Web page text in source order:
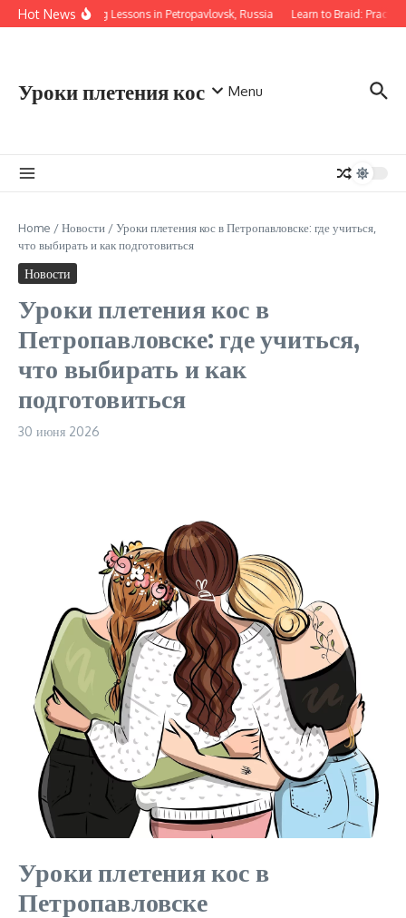
Перейти к содержанию
Hot NewsBraiding Lessons in Petropavlovsk, Russia Learn to Braid:
Уроки плетения кос Menu
Home /Новости /Уроки плетения кос в Петропавловске: где учиться,
что выбирать и как подготовиться
Новости
Уроки плетения кос в
Петропавловске: где учиться,
что выбирать и как
подготовиться
30 июня 2026
Уроки плетения кос в
Петропавловске